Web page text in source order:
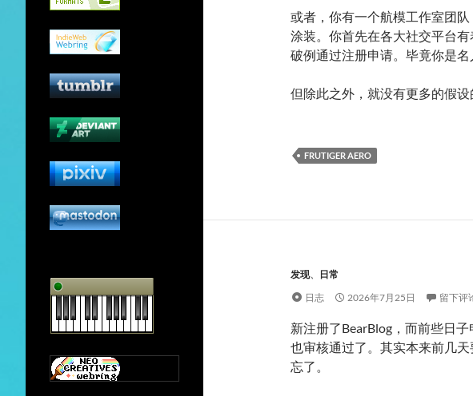
或者，你有一个航模工作室团
涂装。你首先在各大社交平台
破例通过注册申请。毕竟你是名
但除此之外，就没有更多的假设
FRUTIGER AERO
发现、
日常
日志
2026年7月25日 留下评
新注册了BearBlog，而前些日
也审核通过了。其实本来前几
忘了。